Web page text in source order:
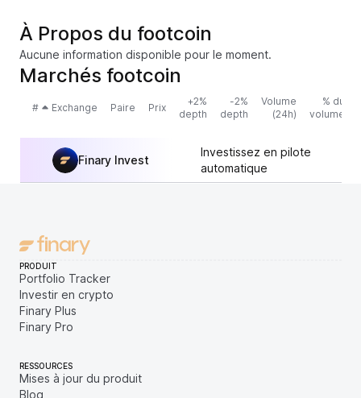
À Propos du footcoin
Aucune information disponible pour le moment.
Marchés footcoin
# Exchange Paire Prix
+2%
depth
-2%
depth
Volume
(24h)
% du
volume
Finary Invest
Investissez en pilote
automatique
PRODUIT
Portfolio Tracker
Investir en crypto
Finary Plus
Finary Pro
RESSOURCES
Mises à jour du produit
Blog